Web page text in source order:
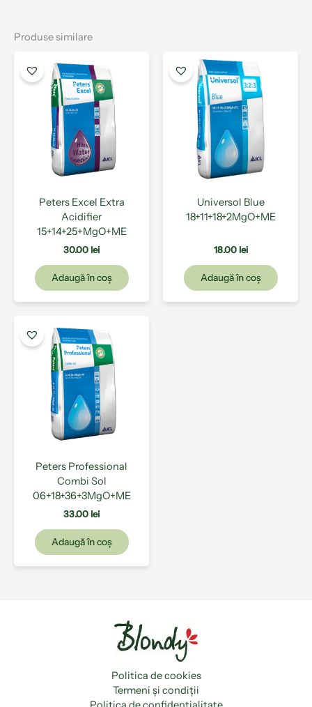
Produse similare
Peters Excel Extra
Acidifier
15+14+25+MgO+ME
30.00 lei
Adaugă în coș
Universol Blue
18+11+18+2MgO+ME
18.00 lei
Adaugă în coș
Peters Professional
Combi Sol
06+18+36+3MgO+ME
33.00 lei
Adaugă în coș
Politica de cookies
Termeni și condiții